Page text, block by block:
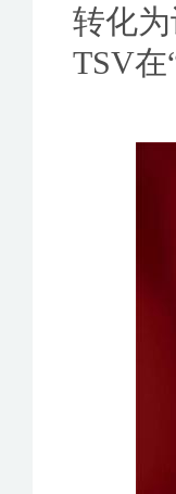
转化
TSV在